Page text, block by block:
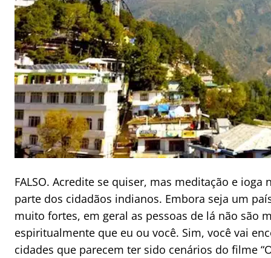
FALSO. Acredite se quiser, mas meditação e
parte dos cidadãos indianos. Embora seja um
muito fortes, em geral as pessoas de lá não são
espiritualmente que eu ou você. Sim, você vai
cidades que parecem ter sido cenários do filme